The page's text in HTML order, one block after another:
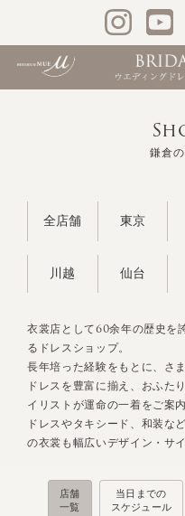
鎌倉
全店舗 東京
川越 仙台
衣裳店として60余年の歴史を
るドレスショップ。
長年培った経験をもとに、さ
ドレスを豊富に揃え、おふた
イリストが運命の一着をご案
ドレスやタキシード、和装な
の衣裳も幅広いデザイン・サ
店舗
一覧
当日までの
スケジュール